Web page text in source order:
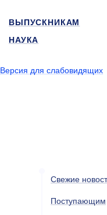
ВЫПУСКНИКАМ
НАУКА
Версия для слабовидящих
Свежие
Поступающим